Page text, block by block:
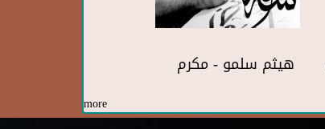
هيثم سلمو - مكرم
more